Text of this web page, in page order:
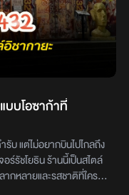
ที่ร้าน SHABU LAB จะมี
งชอบ และเฟรนฟราย และ
ผงลาบ หรือผงต้มยำ โรย
มีโปรกล่องสุ่มอยู่นะ แถ
ห้สนุกได้ทั้ง 3 สาขา
005 0255) จ. - พฤ.
าขาซีคอนสแควร์
21.30 // ศ.-อา.
จ. - พฤ. 12:00-21:00
บโอซาก้าที่
บ แต่ไม่อยากบินไปไกลถึง
ร์รัชโยธิน ร้านนี้เป็นสไตล์
กหลายและรสชาติที่ใครได้